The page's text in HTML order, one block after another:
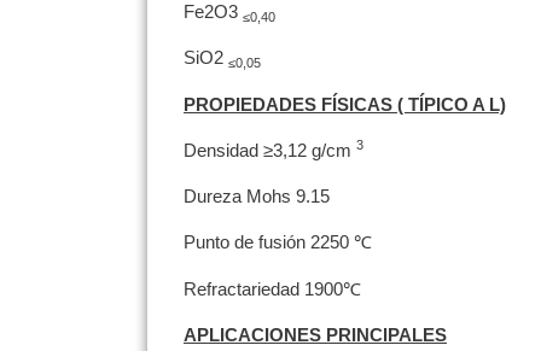
Fe2O3 ≤0,40
SiO2 ≤0,05
PROPIEDADES FÍSICAS ( TÍPICO A L)
Densidad ≥3,12 g/cm 3
Dureza Mohs 9.15
Punto de fusión 2250 ℃
Refractariedad 1900℃
APLICACIONES PRINCIPALES